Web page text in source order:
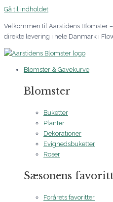
Gå til indholdet
Velkommen til Aarstidens Blomster
direkte levering i hele Danmark i
Blomster & Gavekurve
Blomster
Buketter
Planter
Dekorationer
Evighedsbuketter
Roser
Sæsonens
Forårets favoritter